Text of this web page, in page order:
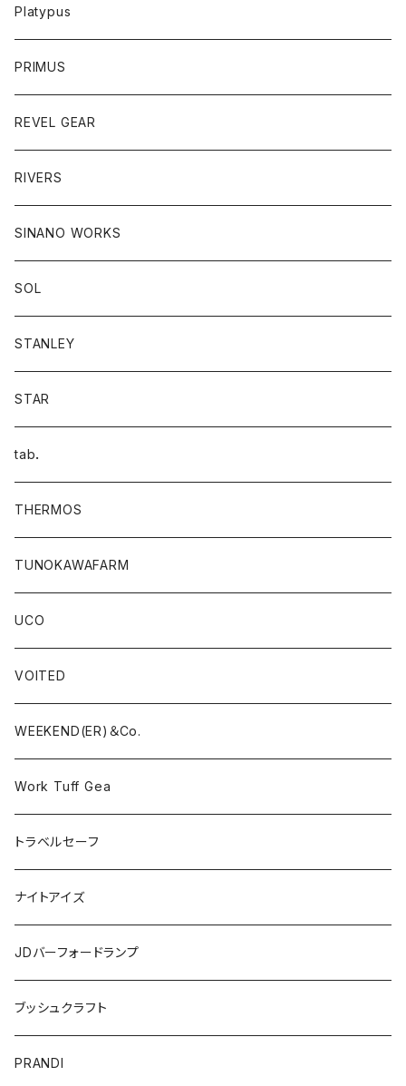
Platypus
PRIMUS
REVEL GEAR
RIVERS
SINANO WORKS
SOL
STANLEY
STAR
tab．
THERMOS
TUNOKAWAFARM
UCO
VOITED
WEEKEND(ER)＆Co.
Work Tuff Gea
トラベルセーフ
ナイトアイズ
JDバーフォードランプ
ブッシュクラフト
PRANDI